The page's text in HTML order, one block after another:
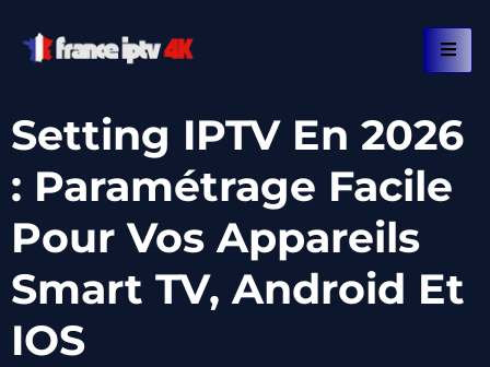
Setting IPTV En 2026
: Paramétrage Facile
Pour Vos Appareils
Smart TV, Android Et
IOS